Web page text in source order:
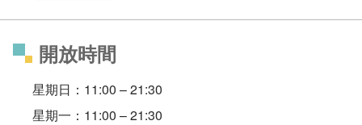
開放時間
星期日：11:00 – 21:30
星期一：11:00 – 21:30